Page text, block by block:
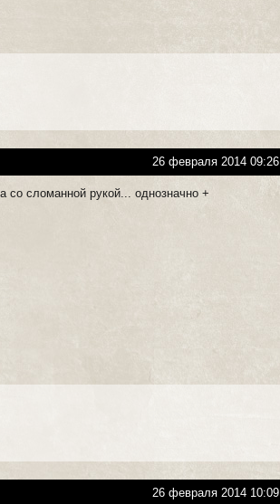
26 февраля 2014 09:26
со сломанной рукой... однозначно +
26 февраля 2014 10:09